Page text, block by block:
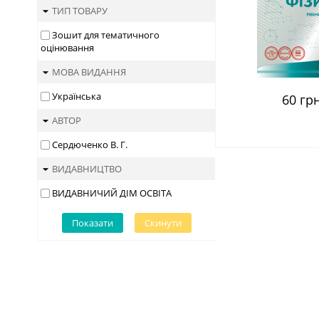
ТИП ТОВАРУ
Зошит для тематичного
оцінювання
МОВА ВИДАННЯ
Українська
АВТОР
Сердюченко В. Г.
ВИДАВНИЦТВО
ВИДАВНИЧИЙ ДІМ ОСВІТА
Показати Скинути
60